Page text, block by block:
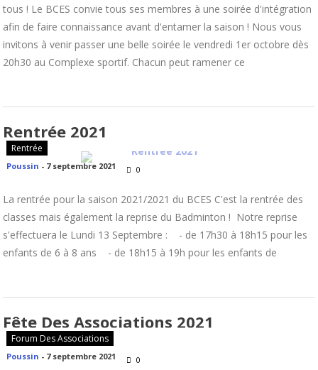
tous ! Le BCES convie tous ses membres à une soirée d'intégration
afin de faire connaissance avant d'entamer la saison ! Nous vous
invitons à venir passer une belle soirée le vendredi 1er octobre dès
20h30 au Complexe sportif. Chacun peut ramener ce
Rentrée 2021
Rentrée
Poussin - 7 septembre 2021 0
La rentrée pour la saison 2021/2021 du BCES C'est la rentrée des
classes mais également la reprise du Badminton ! Notre reprise
s'effectuera le Lundi 13 Septembre : - de 17h30 à 18h15 pour les
enfants de 6 à 8 ans - de 18h15 à 19h pour les enfants de
Fête Des Associations 2021
Forum Des Associations
Poussin - 7 septembre 2021 0